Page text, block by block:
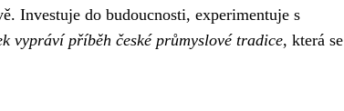
Investuje do budoucnosti, experimentuje s
vypráví příběh české průmyslové tradice, která se